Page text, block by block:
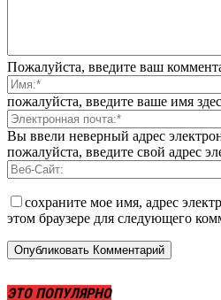
Пожалуйста, введите ваш
пожалуйста, введите ваше имя
Вы ввели неверный адрес
пожалуйста, введите свой адрес
сохраните мое имя, адрес
этом браузере для следующего
ЭТО ПОПУЛЯРНО